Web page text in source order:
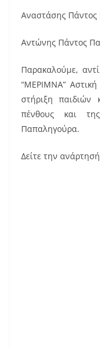
Αναστάσης
Αντώνης Πάντος
Παρακαλούμε,
“ΜΕΡΙΜΝΑ” Αστική
στήριξη παιδιών
πένθους και
Παπαληγούρα.
Δείτε την